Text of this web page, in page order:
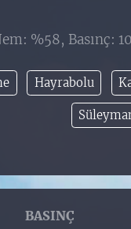
%58, Basınç:
Hayrabolu
BASINÇ